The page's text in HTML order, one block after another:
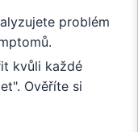
problém
kvůli každé
Ověříte si